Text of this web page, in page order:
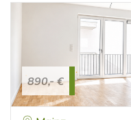
890,- €